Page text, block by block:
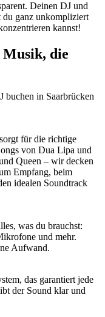
Deinen DJ und
du ganz unkompliziert
kannst!
die
buchen in Saarbrücken
für die richtige
von Dua Lipa und
Queen – wir decken
Empfang, beim
idealen Soundtrack
was du brauchst:
und mehr.
Aufwand.
das garantiert jede
der Sound klar und